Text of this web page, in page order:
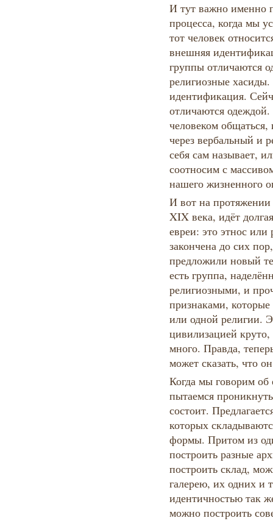
И тут важно именно
процесса, когда мы
тот человек
внешняя
группы отличаются
религиозные
идентификация.
отличаются
человеком
через вербальный и
себя сам называет,
соотносим с
нашего жизненного
И вот на протяжении
XIX века, идёт
евреи: это этнос или
закончена до сих
предложили новый
есть группа,
религиозными, и
признаками, которые
или одной религии.
цивилизацией
много. Правда,
может сказать, что
Когда мы говорим
пытаемся
состоит.
которых
формы. Притом из
построить разные
построить склад,
галерею, их одних и
идентичностью так
можно построить